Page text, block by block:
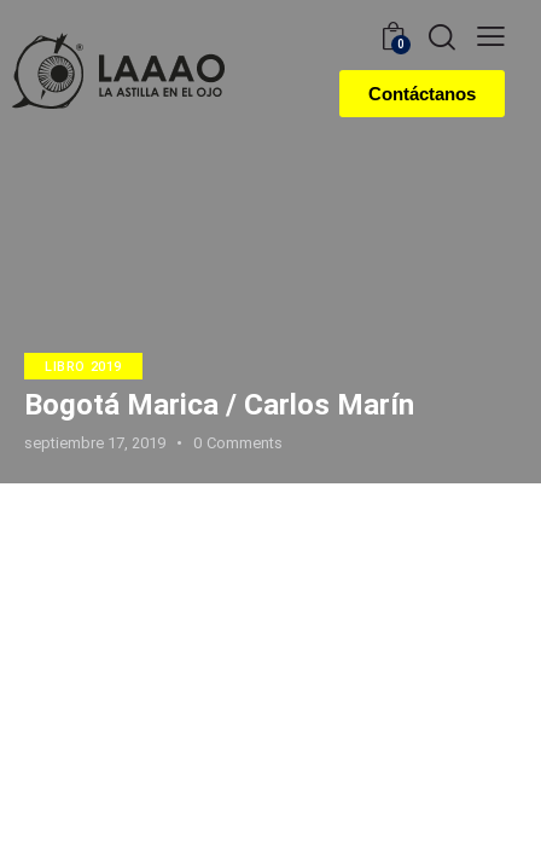
0
Contáctanos
LIBRO 2019
Bogotá Marica / Carlos Marín
septiembre 17, 2019 0 Comments